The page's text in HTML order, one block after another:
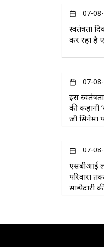
07-
स्वतंत्रता
कर रहा है
07-
इस
की कहानी
ज़ी सिनेमा
07-
एसबीआई
परिवारों
साझेदारी